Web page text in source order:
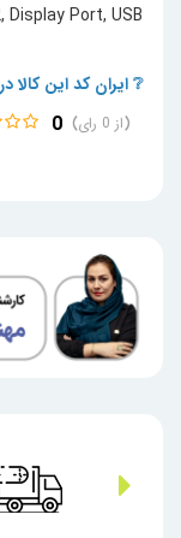
Display Port, USB
❔ ایران کد این کالا در
0 0